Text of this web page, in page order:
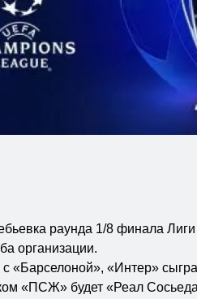
раунда 1/8 финала
организации.
«Барселоной», «Интер»
«ПСЖ» будет «Реал